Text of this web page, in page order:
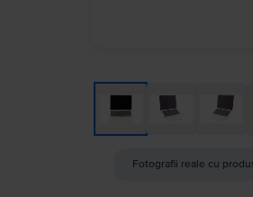
Fotografii reale cu